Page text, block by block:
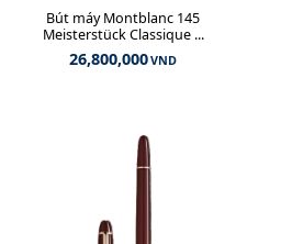
Bút máy Montblanc 145
Meisterstück Classique ...
26,800,000VND